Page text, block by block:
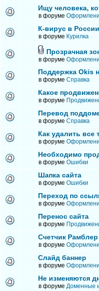
Ищу человека,
в форуме
К-вирус в России
в форуме Курилка
Прозрачная
в форуме
Поддержка Okis
в форуме Справка
Какое
в форуме
Перевод
в форуме Справка
Как удалить все
в форуме
Необходимо
в форуме Ошибки
Шапка сайта
в форуме Ошибки
Переход по
в форуме
Перенос сайта
в форуме
Счетчик Рамблер
в форуме
Слайд баннер
в форуме
Не изменяются
в форуме Доменные